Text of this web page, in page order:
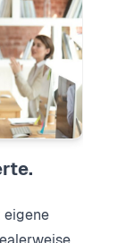
eigene